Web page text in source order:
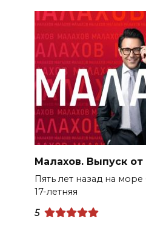
Малахов. Выпуск от
Пять лет назад на
17-летняя
5